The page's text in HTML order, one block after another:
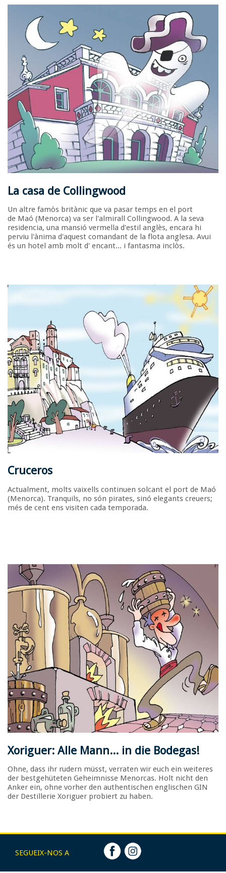
La casa de Collingwood
Un altre famòs britànic que va pasar temps en el port
de Maó (Menorca) va ser l'almirall Collingwood. A la seva
residencia, una mansió vermella d'estil anglès, encara hi
perviu l'ànima d'aquest comandant de la flota anglesa. Avui
és un hotel amb molt d' encant... i fantasma inclòs.
Cruceros
Actualment, molts vaixells continuen solcant el port de Maó
(Menorca). Tranquils, no són pirates, sinó elegants creuers;
més de cent ens visiten cada temporada.
Xoriguer: Alle Mann... in die Bodegas!
Ohne, dass ihr rudern müsst, verraten wir euch ein weiteres
der bestgehüteten Geheimnisse Menorcas. Holt nicht den
Anker ein, ohne vorher den authentischen englischen GIN
der Destillerie Xoriguer probiert zu haben.
SEGUEIX-NOS A